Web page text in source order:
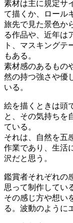
素材は主に規定サ
て描くか、ロール
旅先で見た景色か
る作品や、近年は
ト、マスキングテ
もある。
素材感のあるもの
然の持つ強さや優
いる。
絵を描くときは頭
と、その気持ちを
ている。
それは、自然を五
作業であり、生活
沢だと思う。
鑑賞者それぞれの
思って制作してい
その感じ方や想い
る。波動のように